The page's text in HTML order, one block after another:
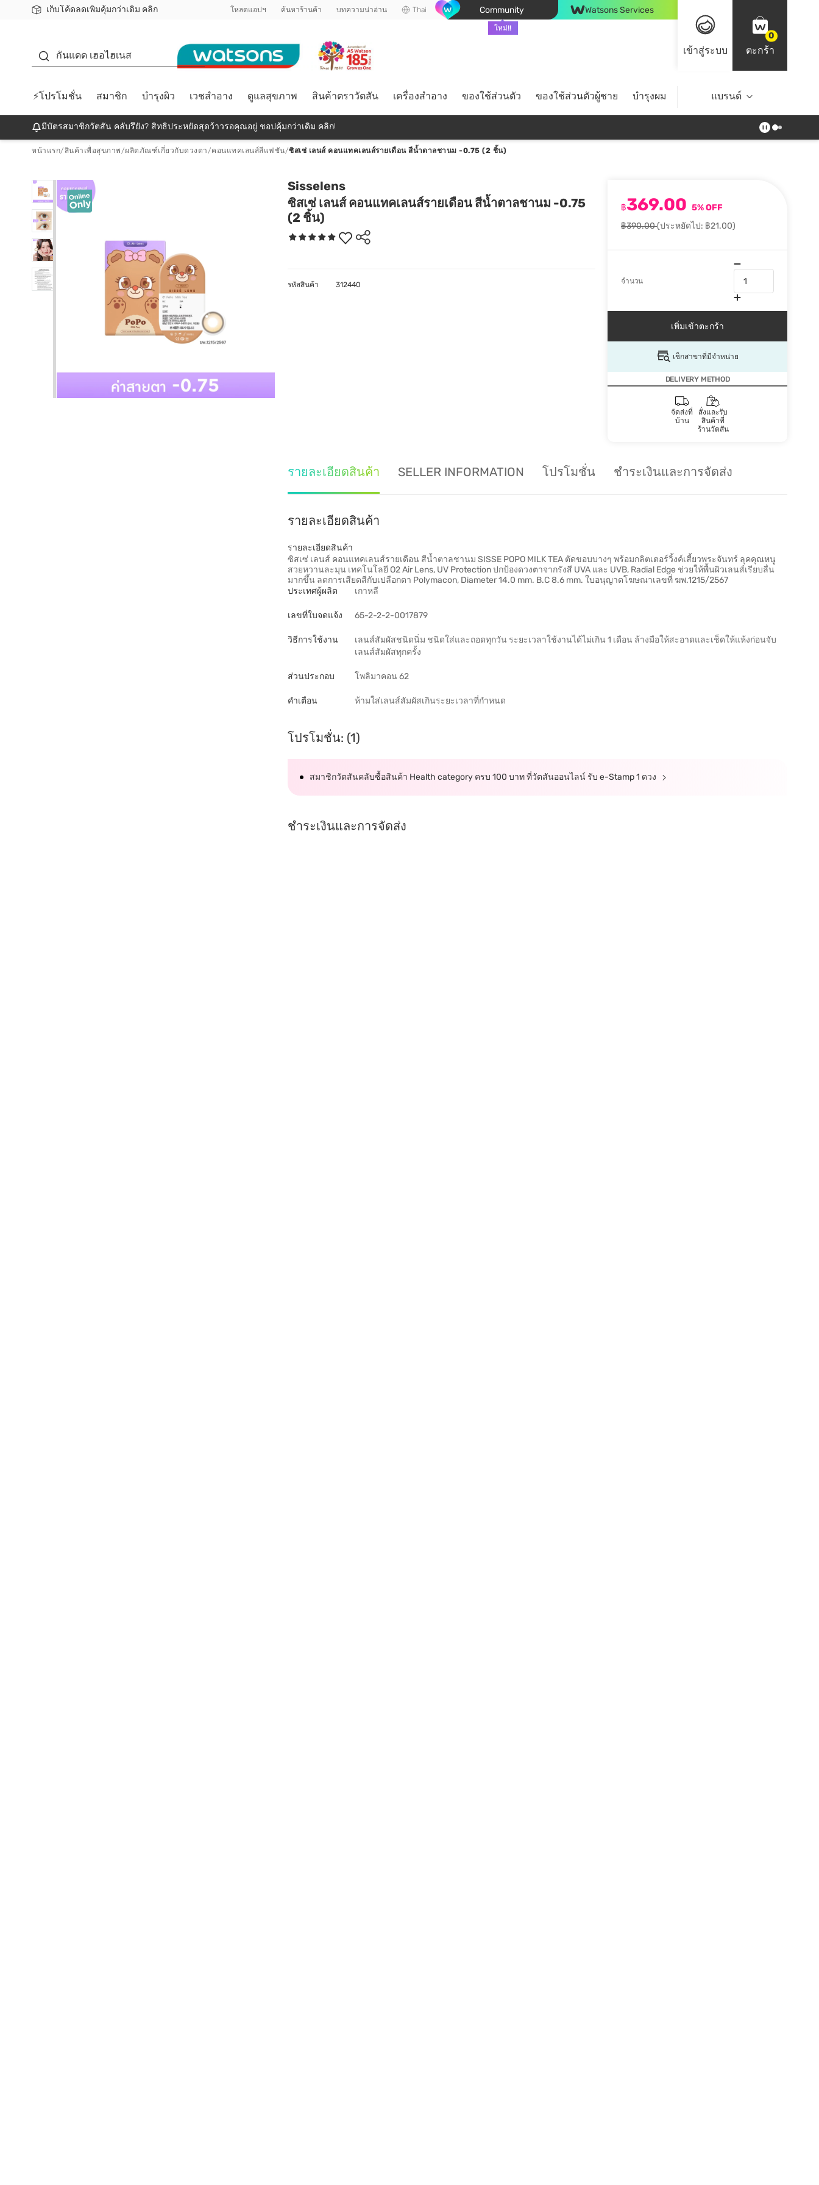
เก็บโค้ดลดเพิ่มคุ้มกว่าเดิม คลิก
ชอปออนไลน์ครั้งแรก ลดเพิ่มจุก ๆ 10%! 🎉
📦ส่งฟรี! เมื่อชอป 499฿
สมาชิกวัตสัน คลับดียังไง? โหลดแอปฯ ค้นหาร้านค้า บทความน่าอ่าน Thai Community
ใหม่!!
Watsons Services
เข้าสู่ระบบ
0
ตะกร้า
กันแดด เฮอไฮเนส
⚡โปรโมชั่น สมาชิก บำรุงผิว เวชสำอาง ดูแลสุขภาพ สินค้าตราวัตสัน เครื่องสำอาง ของใช้ส่วนตัว ของใช้ส่วนตัวผู้ชาย บำรุงผม ไลฟ์สไตล์ Top Brands
แบรนด์
มีบัตรสมาชิกวัตสัน คลับรึยัง? สิทธิประหยัดสุดว้าวรอคุณอยู่ ชอปคุ้มกว่าเดิม คลิก!
หน้าแรก/สินค้าเพื่อสุขภาพ/ผลิตภัณฑ์เกี่ยวกับดวงตา/คอนแทคเลนส์สีแฟชัน/ซิสเซ่ เลนส์ คอนแทคเลนส์รายเดือน สีน้ำตาลชานม -0.75 (2 ชิ้น)
Sisselens
ซิสเซ่ เลนส์ คอนแทคเลนส์รายเดือน สีน้ำตาลชานม -0.75
(2 ชิ้น)
฿369.00 5% OFF
฿390.00(ประหยัดไป: ฿21.00)
จำนวน
เพิ่มเข้าตะกร้า
เช็กสาขาที่มีจำหน่าย
DELIVERY METHOD
จัดส่งที่
บ้าน
สั่งและรับ
สินค้าที่
ร้านวัตสัน
รหัสสินค้า 312440
รายละเอียดสินค้า SELLER INFORMATION โปรโมชั่น ชำระเงินและการจัดส่ง
รายละเอียดสินค้า
รายละเอียดสินค้า
ซิสเซ่ เลนส์ คอนแทคเลนส์รายเดือน สีน้ำตาลชานม SISSE POPO MILK TEA ตัดขอบบางๆ พร้อมกลิตเตอร์วิ้งค์เสี้ยวพระจันทร์ ลุคคุณหนู
สวยหวานละมุน เทคโนโลยี O2 Air Lens, UV Protection ปกป้องดวงตาจากรังสี UVA และ UVB, Radial Edge ช่วยให้พื้นผิวเลนส์เรียบลื่น
มากขึ้น ลดการเสียดสีกับเปลือกตา Polymacon, Diameter 14.0 mm. B.C 8.6 mm. ใบอนุญาตโฆษณาเลขที่ ฆพ.1215/2567
ประเทศผู้ผลิต
เกาหลี
เลขที่ใบจดแจ้ง 65-2-2-2-0017879
วิธีการใช้งาน
เลนส์สัมผัสชนิดนิ่ม ชนิดใส่และถอดทุกวัน ระยะเวลาใช้งานได้ไม่เกิน 1 เดือน ล้างมือให้สะอาดและเช็ดให้แห้งก่อนจับ
เลนส์สัมผัสทุกครั้ง
ส่วนประกอบ โพลิมาคอน 62
คำเตือน ห้ามใส่เลนส์สัมผัสเกินระยะเวลาที่กำหนด
โปรโมชั่น: (1)
สมาชิกวัตสันคลับซื้อสินค้า Health category ครบ 100 บาท ที่วัตสันออนไลน์ รับ e-Stamp 1 ดวง
ชำระเงินและการจัดส่ง